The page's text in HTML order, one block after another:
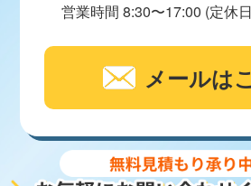
営業時間 8:30〜17:00 (定休
メールは